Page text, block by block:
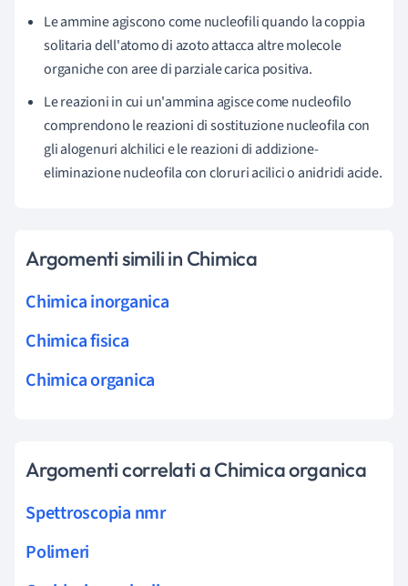
Le ammine agiscono come nucleofili quando la coppia
solitaria dell'atomo di azoto attacca altre molecole
organiche con aree di parziale carica positiva.
Le reazioni in cui un'ammina agisce come nucleofilo
comprendono le reazioni di sostituzione nucleofila con
gli alogenuri alchilicie le reazioni di addizione-
eliminazione nucleofila con cloruri acilici o anidridi acide.
Argomenti simili in Chimica
Chimica inorganica
Chimica fisica
Chimica organica
Argomenti correlati a Chimica organica
Spettroscopia nmr
Polimeri